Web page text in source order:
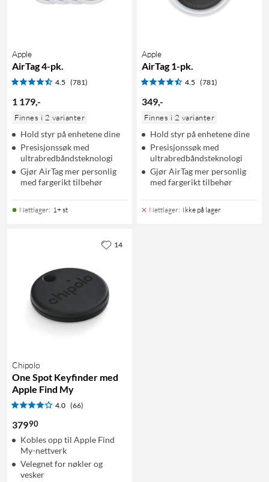
Apple
AirTag 4-pk.
4.5 (781)
1 179,-
Finnes i 2 varianter
Hold styr på enhetene dine
Presisjonssøk med
ultrabredbåndsteknologi
Gjør AirTag mer personlig
med fargerikt tilbehør
Nettlager: 1+ st
Apple
AirTag 1-pk.
4.5 (781)
349,-
Finnes i 2 varianter
Hold styr på enhetene dine
Presisjonssøk med
ultrabredbåndsteknologi
Gjør AirTag mer personlig
med fargerikt tilbehør
Nettlager: Ikke på lager
Chipolo
One Spot Keyfinder med
Apple Find My
4.0 (66)
37990
Kobles opp til Apple Find
My-nettverk
Velegnet for nøkler og
vesker
14